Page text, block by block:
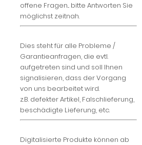
offene Fragen... bitte Antworten Sie
möglichst zeitnah.
Dies steht für alle Probleme /
Garantieanfragen, die evtl.
aufgetreten sind und soll Ihnen
signalisieren, dass der Vorgang
von uns bearbeitet wird.
z.B. defekter Artikel, Falschlieferung,
beschädigte Lieferung, etc.
Digitalisierte Produkte können ab